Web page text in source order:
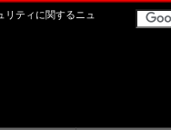
リティに関するニュ